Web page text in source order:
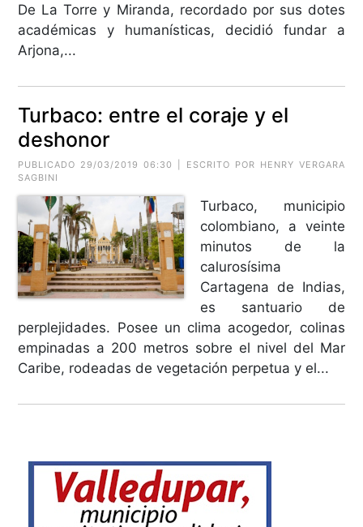
De La Torre y Miranda, recordado por sus dotes
académicas y humanísticas, decidió fundar a
Arjona,...
Turbaco: entre el coraje y el
deshonor
PUBLICADO 29/03/2019 06:30 | ESCRITO POR HENRY VERGARA
SAGBINI
Turbaco, municipio
colombiano, a veinte
minutos de la
calurosísima
Cartagena de Indias,
es santuario de
perplejidades. Posee un clima acogedor, colinas
empinadas a 200 metros sobre el nivel del Mar
Caribe, rodeadas de vegetación perpetua y el...